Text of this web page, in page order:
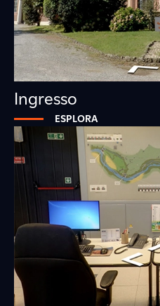
Ingresso
ESPLORA